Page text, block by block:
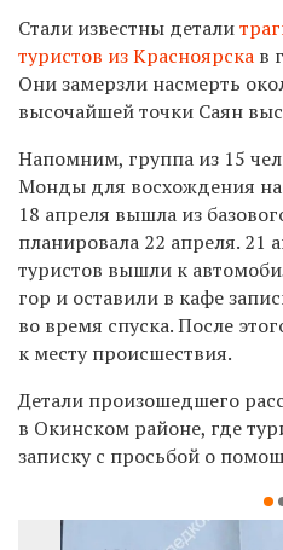
Стали известны детали
туристов из Красноярска в
Они замерзли насмерть
высочайшей точки Саян
Напомним, группа из 15
Монды для восхождения
18 апреля вышла из
планировала 22 апреля. 21
туристов вышли к
гор и оставили в кафе
во время спуска. После
к месту происшествия.
Детали произошедшего
в Окинском районе, где
записку с просьбой о